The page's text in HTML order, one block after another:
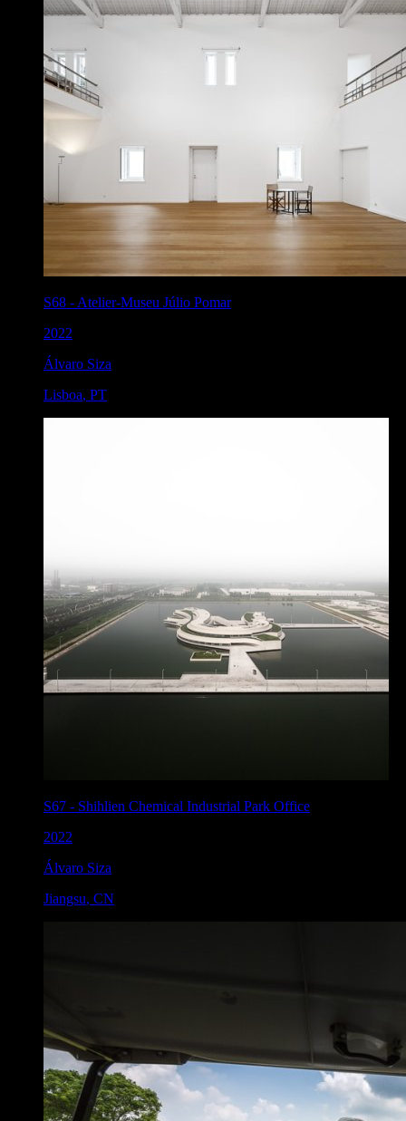
S68 - Atelier-Museu Júlio Pomar
2022
Álvaro Siza
Lisboa, PT
S67 - Shihlien Chemical Industrial Park Office
2022
Álvaro Siza
Jiangsu, CN